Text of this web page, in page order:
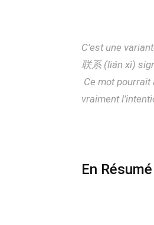
C’est une
联系 (lián xì)
Ce mot
vraiment
En Résumé